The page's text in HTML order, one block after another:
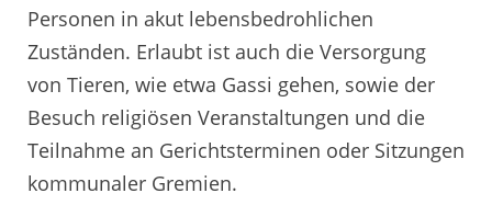
Personen in akut lebensbedrohlichen
Zuständen. Erlaubt ist auch die Versorgung
von Tieren, wie etwa Gassi gehen, sowie der
Besuch religiösen Veranstaltungen und die
Teilnahme an Gerichtsterminen oder Sitzungen
kommunaler Gremien.